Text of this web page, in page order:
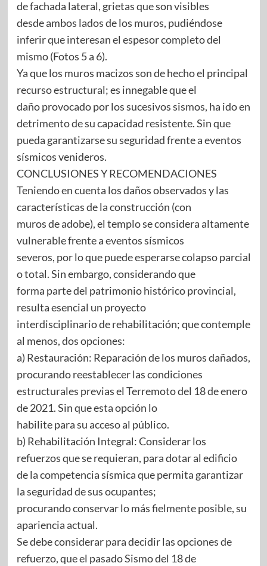
de fachada lateral, grietas que son visibles
desde ambos lados de los muros, pudiéndose
inferir que interesan el espesor completo del
mismo (Fotos 5 a 6).
Ya que los muros macizos son de hecho el principal
recurso estructural; es innegable que el
daño provocado por los sucesivos sismos, ha ido en
detrimento de su capacidad resistente. Sin que
pueda garantizarse su seguridad frente a eventos
sísmicos venideros.
CONCLUSIONES Y RECOMENDACIONES
Teniendo en cuenta los daños observados y las
características de la construcción (con
muros de adobe), el templo se considera altamente
vulnerable frente a eventos sísmicos
severos, por lo que puede esperarse colapso parcial
o total. Sin embargo, considerando que
forma parte del patrimonio histórico provincial,
resulta esencial un proyecto
interdisciplinario de rehabilitación; que contemple
al menos, dos opciones:
a) Restauración: Reparación de los muros dañados,
procurando reestablecer las condiciones
estructurales previas el Terremoto del 18 de enero
de 2021. Sin que esta opción lo
habilite para su acceso al público.
b) Rehabilitación Integral: Considerar los
refuerzos que se requieran, para dotar al edificio
de la competencia sísmica que permita garantizar
la seguridad de sus ocupantes;
procurando conservar lo más fielmente posible, su
apariencia actual.
Se debe considerar para decidir las opciones de
refuerzo, que el pasado Sismo del 18 de